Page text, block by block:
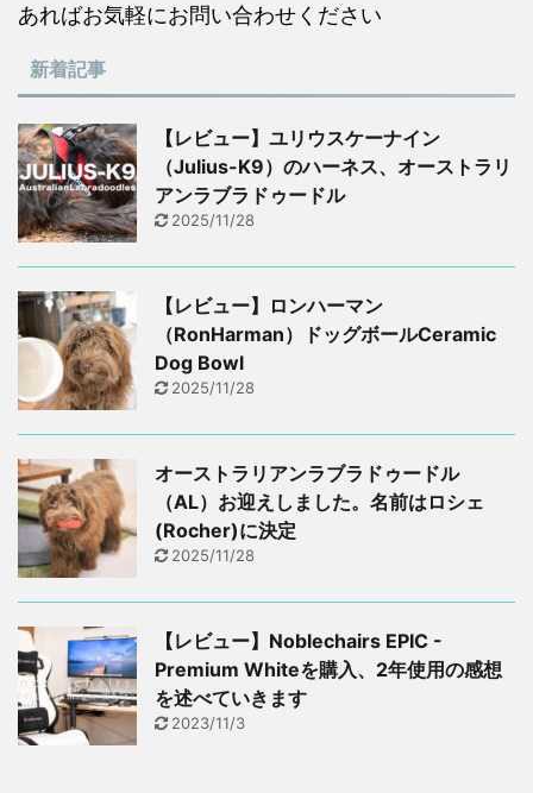
あればお気軽にお問い合わせください
新着記事
【レビュー】ユリウスケーナイン
（Julius-K9）のハーネス、オーストラリ
アンラブラドゥードル
2025/11/28
【レビュー】ロンハーマン
（RonHarman）ドッグボールCeramic
Dog Bowl
2025/11/28
オーストラリアンラブラドゥードル
（AL）お迎えしました。名前はロシェ
(Rocher)に決定
2025/11/28
【レビュー】Noblechairs EPIC -
Premium Whiteを購入、2年使用の感想
を述べていきます
2023/11/3